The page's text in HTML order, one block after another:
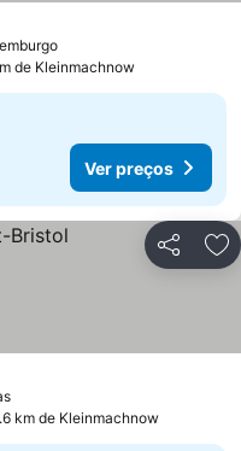
de Kleinmachnow
Ver preços
Partilhar
km de Kleinmachnow